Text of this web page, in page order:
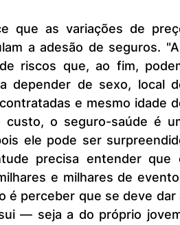
a adesão de seguros.
riscos que, ao fim,
depender de sexo, local
e mesmo idade
custo, o seguro-saúde é
ele pode ser
precisa entender que
e milhares de
é perceber que se deve dar
— seja a do próprio